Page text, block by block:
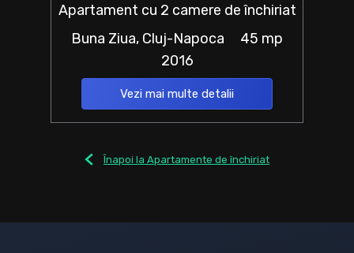
Apartament cu 2 camere de închiriat
Buna Ziua, Cluj-Napoca
45 mp
2016
Vezi mai multe detalii
Înapoi la Apartamente de închiriat